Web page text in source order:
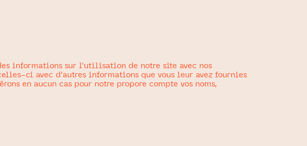
informations sur l'utilisation de notre site avec nos
ci avec d'autres informations que vous leur avez fournies
en aucun cas pour notre propore compte vos noms,